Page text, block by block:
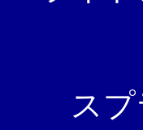
スプ